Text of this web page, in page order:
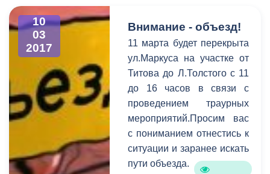
Для более детального
выяснения проблем, с
которыми пришли
горожане, к разговору
были приглашены
руководители структурных
подразделений АМС.
Самыми актуальными в
ходе приема стали
коммунальные и
10
03
2017
Внимание - объезд!
11 марта будет перекрыта
ул.Маркуса на участке от
Титова до Л.Толстого с 11
до 16 часов в связи с
проведением траурных
мероприятий.Просим вас
с пониманием отнестись к
ситуации и заранее искать
пути объезда.